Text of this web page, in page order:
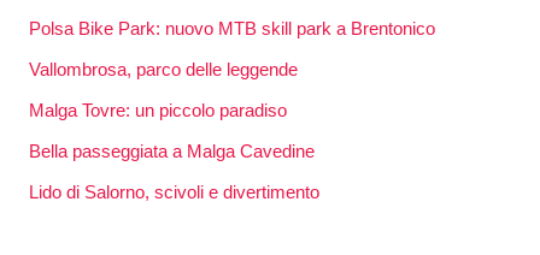
Polsa Bike Park: nuovo MTB skill park a Brentonico
Vallombrosa, parco delle leggende
Malga Tovre: un piccolo paradiso
Bella passeggiata a Malga Cavedine
Lido di Salorno, scivoli e divertimento